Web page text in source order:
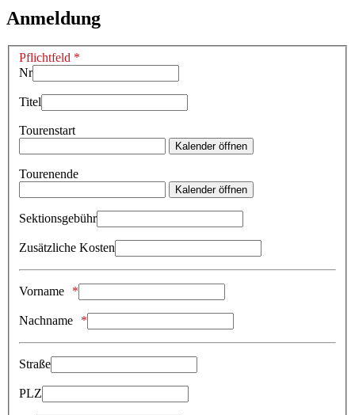
Anmeldung
Pflichtfeld *
Nr
Titel
Tourenstart
Kalender öffnen
Tourenende
Kalender öffnen
Sektionsgebühr
Zusätzliche Kosten
Vorname
Nachname
Straße
PLZ